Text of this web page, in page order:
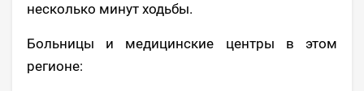
несколько минут ходьбы.
Больницы и медицинские центры в этом
регионе: